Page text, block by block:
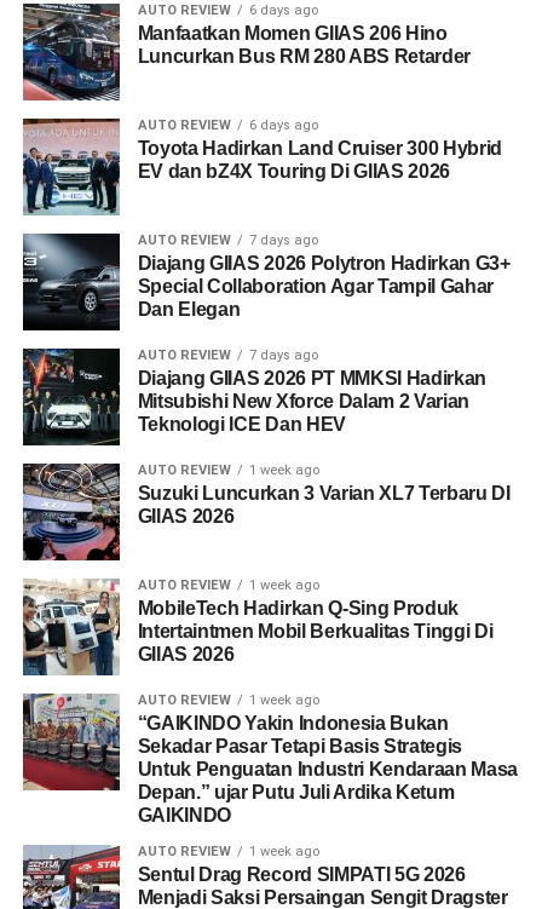
AUTO REVIEW 6 days ago
Manfaatkan Momen GIIAS 206 Hino
Luncurkan Bus RM 280 ABS Retarder
AUTO REVIEW 6 days ago
Toyota Hadirkan Land Cruiser 300 Hybrid
EV dan bZ4X Touring Di GIIAS 2026
AUTO REVIEW 7 days ago
Diajang GIIAS 2026 Polytron Hadirkan G3+
Special Collaboration Agar Tampil Gahar
Dan Elegan
AUTO REVIEW 7 days ago
Diajang GIIAS 2026 PT MMKSI Hadirkan
Mitsubishi New Xforce Dalam 2 Varian
Teknologi ICE Dan HEV
AUTO REVIEW 1 week ago
Suzuki Luncurkan 3 Varian XL7 Terbaru DI
GIIAS 2026
AUTO REVIEW 1 week ago
MobileTech Hadirkan Q-Sing Produk
Intertaintmen Mobil Berkualitas Tinggi Di
GIIAS 2026
AUTO REVIEW 1 week ago
“GAIKINDO Yakin Indonesia Bukan
Sekadar Pasar Tetapi Basis Strategis
Untuk Penguatan Industri Kendaraan Masa
Depan.” ujar Putu Juli Ardika Ketum
GAIKINDO
AUTO REVIEW 1 week ago
Sentul Drag Record SIMPATI 5G 2026
Menjadi Saksi Persaingan Sengit Dragster